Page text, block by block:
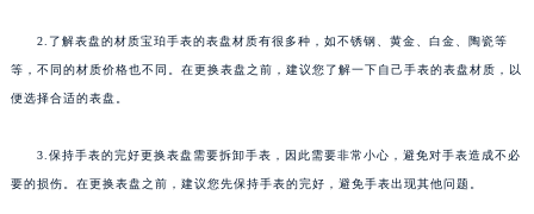
2.了解表盘的材质宝珀手表的表盘材质有很多种，如不锈钢、黄金、白金、陶瓷等
等，不同的材质价格也不同。在更换表盘之前，建议您了解一下自己手表的表盘材质，以
便选择合适的表盘。
3.保持手表的完好更换表盘需要拆卸手表，因此需要非常小心，避免对手表造成不必
要的损伤。在更换表盘之前，建议您先保持手表的完好，避免手表出现其他问题。